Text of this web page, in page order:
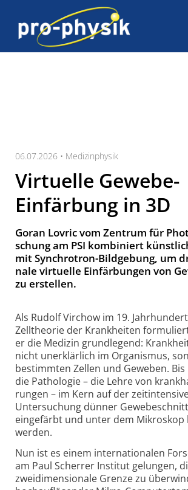
06.07.2026 • Medizinphysik
Virtuelle Gewebe-
Einfärbung in 3D
Goran Lovric vom Zen­trum für
schung am PSI kom­bi­niert
mit Synch­ro­tron-Bild­ge­bung, um
na­le vir­tu­el­le Ein­fär­bung­en von
zu er­stel­len.
Als Rudolf Virchow im 19.
Zelltheorie der Krankheiten
er die Medizin grundlegend:
nicht unerklärlich im Organismus,
bestimmten Zellen und Geweben.
die Patho­lo­gie – die Lehre von
rung­en – im Kern auf der
Untersuchung dünner
eingefärbt und unter dem
werden.
Nun ist es einem internationalen
am Paul Scherrer Institut gelungen,
zweidimensionale Grenze zu